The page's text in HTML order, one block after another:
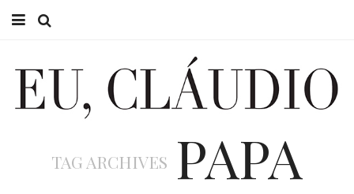
EU CLÁUDIO
EU NA TVTAG ARCHIVES PAPA